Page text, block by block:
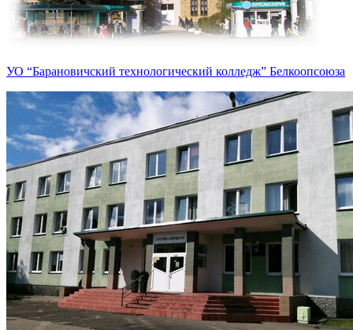
УО “Барановичский технологический колледж” Белкоопсоюза